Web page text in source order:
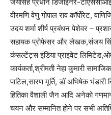
वीरमणि वेणु गोपाल राव कॉर्पोरेट,
उदय शर्मा शीर्ष प्रबंधन पेशेवर –
सहायक प्रोफेसर और लेखक,संजय
कंसल्टेंट्स इंडिया प्राइवेट
कार्यकर्ता,श्रीमती नेहा कुमारी
पाटिल,सारण मूर्ति, डॉ अभिषेक
हितिका वैशाली जैन आदि अनेको
चयन और सम्मानित होने पर सभी